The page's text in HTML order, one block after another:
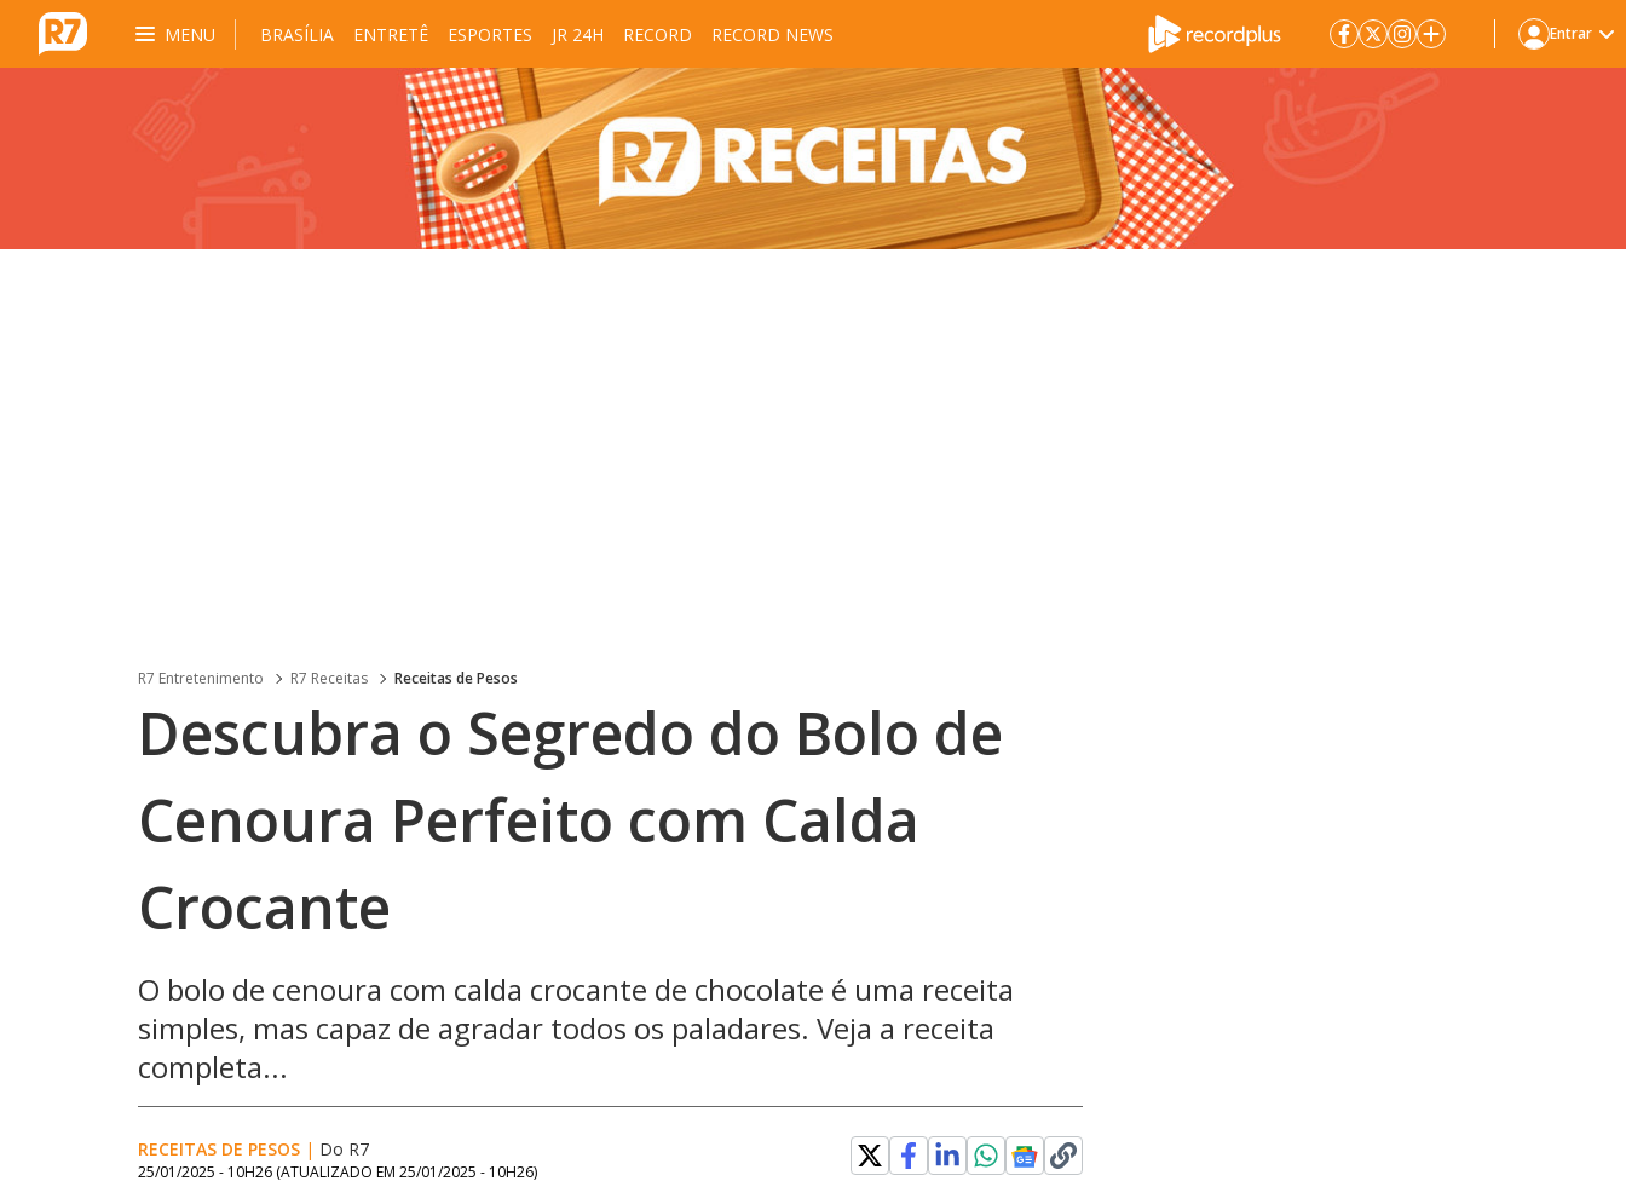
MENU BRASÍLIA ENTRETÊ ESPORTES JR 24H RECORD RECORD NEWS Entrar
R7 Entretenimento R7 Receitas Receitas de Pesos
Descubra o Segredo do Bolo de
Cenoura Perfeito com Calda
Crocante
O bolo de cenoura com calda crocante de chocolate é uma receita
simples, mas capaz de agradar todos os paladares. Veja a receita
completa...
RECEITAS DE PESOS | Do R7
25/01/2025 - 10H26 (ATUALIZADO EM 25/01/2025 - 10H26)